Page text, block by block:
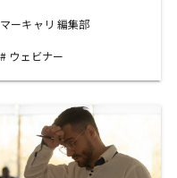
マーキャリ 編集部
ウェビナー